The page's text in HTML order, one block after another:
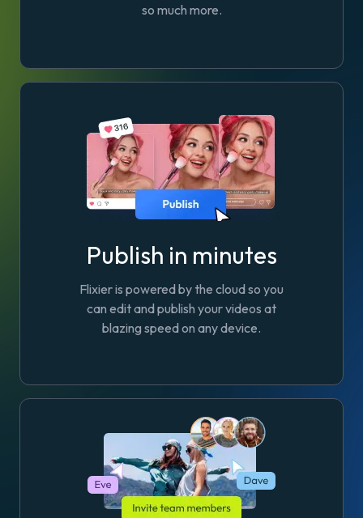
so much more.
Publish in minutes
Flixier is powered by the cloud so you
can edit and publish your videos at
blazing speed on any device.